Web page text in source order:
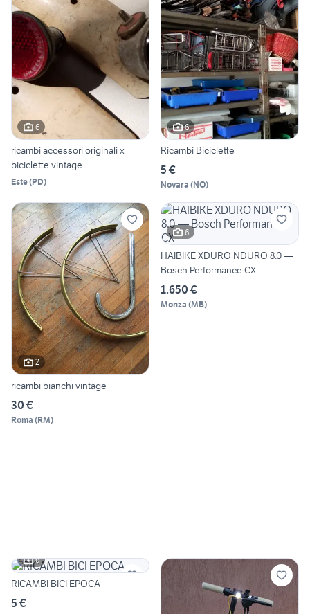
6
ricambi accessori originali x
biciclette vintage
Este(PD)
6
Ricambi Biciclette
5 €
Novara (NO)
2
ricambi bianchi vintage
30 €
Roma (RM)
6
HAIBIKE XDURO NDURO 8.0 —
Bosch Performance CX
1.650 €
Monza (MB)
6
RICAMBI BICI EPOCA
5 €